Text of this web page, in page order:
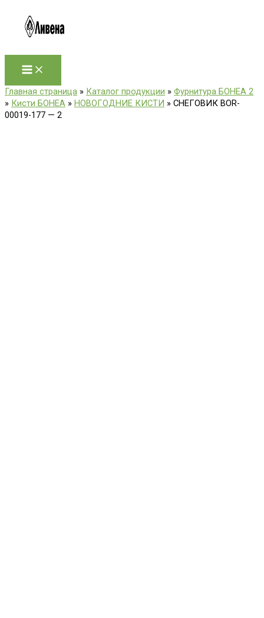
содержимому
Главная страница » Каталог продукции » Фурнитура БОНЕА 2
» Кисти БОНЕА » НОВОГОДНИЕ КИСТИ » СНЕГОВИК BOR-
00019-177 — 2